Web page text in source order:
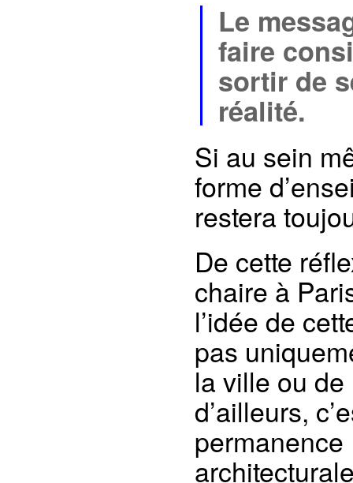
Le
faire
sortir de
réalité.
Si au sein
forme
restera
De cette
chaire à
l’idée de
pas
la ville ou de
d’ailleurs,
permanence